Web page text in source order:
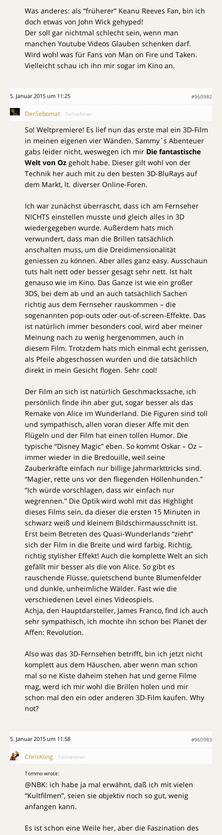
Was anderes: als “früherer” Keanu Reeves Fan, bin ich
doch etwas von John Wick gehyped!
Der soll gar nichtmal schlecht sein, wenn man
manchen Youtube Videos Glauben schenken darf.
Wird wohl was für Fans von Man on Fire und Taken.
Vielleicht schau ich ihn mir sogar im Kino an.
5. Januar 2015 um 11:25 #960982
DerSebomat Teilnehmer
So! Weltpremiere! Es lief nun das erste mal ein 3D-Film
in meinen eigenen vier Wänden. Sammy`s Abenteuer
gabs leider nicht, weswegen ich mir Die fantastische
Welt von Oz geholt habe. Dieser gilt wohl von der
Technik her auch mit zu den besten 3D-BluRays auf
dem Markt, lt. diverser Online-Foren.
Ich war zunächst überrascht, dass ich am Fernseher
NICHTS einstellen musste und gleich alles in 3D
wiedergegeben wurde. Außerdem hats mich
verwundert, dass man die Brillen tatsächlich
anschalten muss, um die Dreidimensionalität
geniessen zu können. Aber alles ganz easy. Ausschaun
tuts halt nett oder besser gesagt sehr nett. Ist halt
genauso wie im Kino. Das Ganze ist wie ein großer
3DS, bei dem ab und an auch tatsächlich Sachen
richtig aus dem Fernseher rauskommen – die
sogenannten pop-outs oder out-of-screen-Effekte. Das
ist natürlich immer besonders cool, wird aber meiner
Meinung nach zu wenig hergenommen, auch in
diesem Film. Trotzdem hats mich einmal echt gerissen,
als Pfeile abgeschossen wurden und die tatsächlich
direkt in mein Gesicht flogen. Sehr cool!
Der Film an sich ist natürlich Geschmackssache, ich
persönlich finde ihn aber gut, sogar besser als das
Remake von Alice im Wunderland. Die Figuren sind toll
und sympathisch, allen voran dieser Affe mit den
Flügeln und der Film hat einen tollen Humor. Die
typische “Disney Magic” eben. So kommt Oskar – Oz –
immer wieder in die Bredouille, weil seine
Zauberkräfte einfach nur billige Jahrmarkttricks sind.
“Magier, rette uns vor den fliegenden Höllenhunden.”
“Ich würde vorschlagen, dass wir einfach nur
wegrennen.” Die Optik wird wohl mit das Highlight
dieses Films sein, da dieser die ersten 15 Minuten in
schwarz weiß und kleinem Bildschirmausschnitt ist.
Erst beim Betreten des Quasi-Wunderlands “zieht”
sich der Film in die Breite und wird farbig. Richtig,
richtig stylisher Effekt! Auch die komplette Welt an sich
gefällt mir besser als die von Alice. So gibt es
rauschende Flüsse, quietschend bunte Blumenfelder
und dunkle, unheimliche Wälder. Fast wie die
verschiedenen Level eines Videospiels.
Achja, den Hauptdarsteller, James Franco, find ich auch
sehr sympathisch, ich mochte ihn schon bei Planet der
Affen: Revolution.
Also was das 3D-Fernsehen betrifft, bin ich jetzt nicht
komplett aus dem Häuschen, aber wenn man schon
mal so ne Kiste daheim stehen hat und gerne Filme
mag, werd ich mir wohl die Brillen holen und mir
schon mal den ein oder anderen 3D-Film kaufen. Why
not?
5. Januar 2015 um 11:58 #960983
ChrisKong Teilnehmer
Tommo wrote:
@NBK: ich habe ja mal erwähnt, daß ich mit vielen
“Kultfilmen”, seien sie objektiv noch so gut, wenig
anfangen kann.
Es ist schon eine Weile her, aber die Faszination des